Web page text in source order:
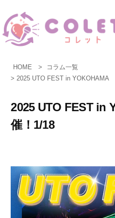
ン
テ
HOME
コラム一覧
2025 UTO FEST in YOKOHAMA
2025 UTO FEST in
催！1/18